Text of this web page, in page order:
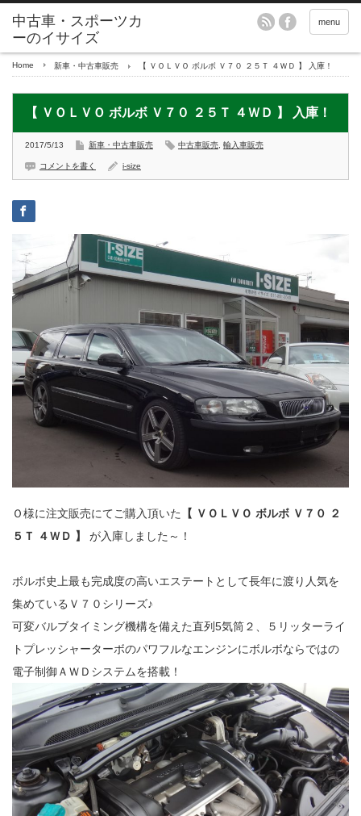
menu
Home 新車・中古車販売 【 ＶＯＬＶＯ ボルボ Ｖ７０ ２５Ｔ ４ＷＤ 】 入庫！
【 ＶＯＬＶＯ ボルボ Ｖ７０ ２５Ｔ ４ＷＤ 】 入庫！
2017/5/13 新車・中古車販売 中古車販売 輸入車販売
コメントを書く i-size
Ｏ様に注文販売にてご購入頂いた
【 ＶＯＬＶＯ ボルボ Ｖ７０ ２
５Ｔ ４ＷＤ 】 が入庫しました～！
ボルボ史上最も完成度の高いエステートとして長年に渡り人気を
集めているＶ７０シリーズ♪
可変バルブタイミング機構を備えた直列5気筒２、５リッターライ
トプレッシャーターボのパワフルなエンジンにボルボならではの
電子制御ＡＷＤシステムを搭載！